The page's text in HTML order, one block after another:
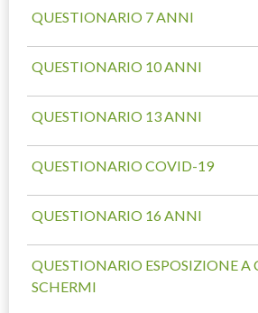
QUESTIONARIO 7 ANNI
QUESTIONARIO 10 ANNI
QUESTIONARIO 13 ANNI
QUESTIONARIO COVID-19
QUESTIONARIO 16 ANNI
QUESTIONARIO ESPOSIZIONE A
SCHERMI